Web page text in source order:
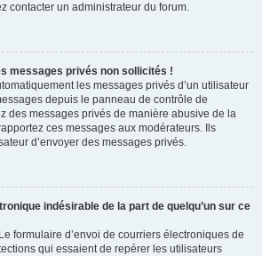
contacter un administrateur du forum.
messages privés non sollicités !
les messages privés d’un utilisateur
depuis le panneau de contrôle de
des messages privés de manière abusive de la
ces messages aux modérateurs. Ils
d’envoyer des messages privés.
indésirable de la part de quelqu’un sur ce
formulaire d’envoi de courriers électroniques de
qui essaient de repérer les utilisateurs